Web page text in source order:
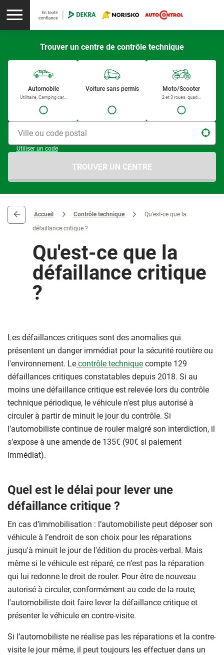
Trouver un centre de contrôle technique
Automobile
Utilitaire, Camping car...
Voiture sans permis Moto/Scooter
2 et 3 roues, quad...
Ville ou code postal
Utiliser un code
TROUVER UN CENTRE
Accueil Contrôle technique
Qu'est-ce que la
défaillance critique ?
Qu'est-ce que la
défaillance critique
?
Les défaillances critiques sont des anomalies qui
présentent un danger immédiat pour la sécurité routière ou
l'environnement. Le contrôle technique compte 129
défaillances critiques constatables depuis 2018. Si au
moins une défaillance critique est relevée lors du contrôle
technique périodique, le véhicule n'est plus autorisé à
circuler à partir de minuit le jour du contrôle. Si
l’automobiliste continue de rouler malgré son interdiction, il
s’expose à une amende de 135€ (90€ si paiement
immédiat).
Quel est le délai pour lever une
défaillance critique ?
En cas d’immobilisation : l’automobiliste peut déposer son
véhicule à l’endroit de son choix pour les réparations
jusqu'à minuit le jour de l'édition du procès-verbal. Mais
même si le véhicule est réparé, ce n’est pas la réparation
qui lui redonne le droit de rouler. Pour être de nouveau
autorisé à circuler, conformément au code de la route,
l'automobiliste doit faire lever la défaillance critique et
présenter le véhicule en contre-visite.
Si l’automobiliste ne réalise pas les réparations et la contre-
visite le jour même, il peut toujours les effectuer dans un